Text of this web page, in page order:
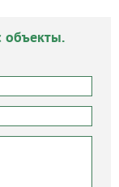
объекты.